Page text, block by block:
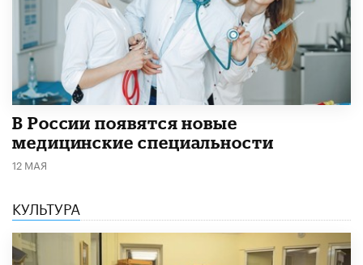
В России появятся новые
медицинские специальности
12 МАЯ
КУЛЬТУРА